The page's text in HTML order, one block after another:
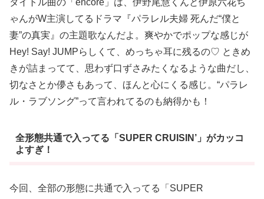
ゃんがW主演してるドラマ『パラレル夫婦 死んだ“僕と
妻”の真実』の主題歌なんだよ。爽やかでポップな感じが
Hey! Say! JUMPらしくて、めっちゃ耳に残るの♡ ときめ
きが詰まってて、思わず口ずさみたくなるような曲だし、
切なさとか儚さもあって、ほんと心にくる感じ。“パラレ
ル・ラブソング”って言われてるのも納得かも！
全形態共通で入ってる「SUPER CRUISIN’」がカッコ
よすぎ！
今回、全部の形態に共通で入ってる「SUPER